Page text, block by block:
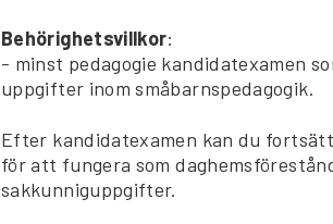
Behörighetsvillkor:
- minst pedagogie kandidatexamen
uppgifter inom småbarnspedagogik.
Efter kandidatexamen kan du
för att fungera som
sakkunniguppgifter.